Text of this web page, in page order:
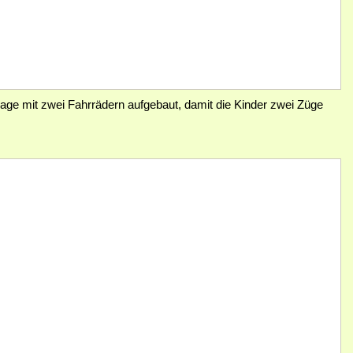
mit zwei Fahrrädern aufgebaut, damit die Kinder zwei Züge